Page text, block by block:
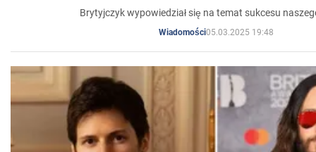
Brytyjczyk wypowiedział się na temat sukcesu
Wiadomości05.03.2025 19:48